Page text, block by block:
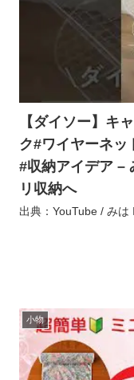
【ダイソー】キ
ク#ワイヤーネッ
#収納アイデア –
リ収納へ
出典：YouTube / み
小物